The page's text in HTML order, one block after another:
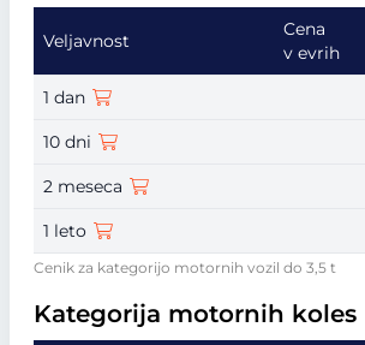
Cenik za kategorijo motornih vozil do 3,5 t
Veljavnost
Cena
v evrih
1 dan
10 dni
2 meseca
1 leto
Kategorija motornih koles